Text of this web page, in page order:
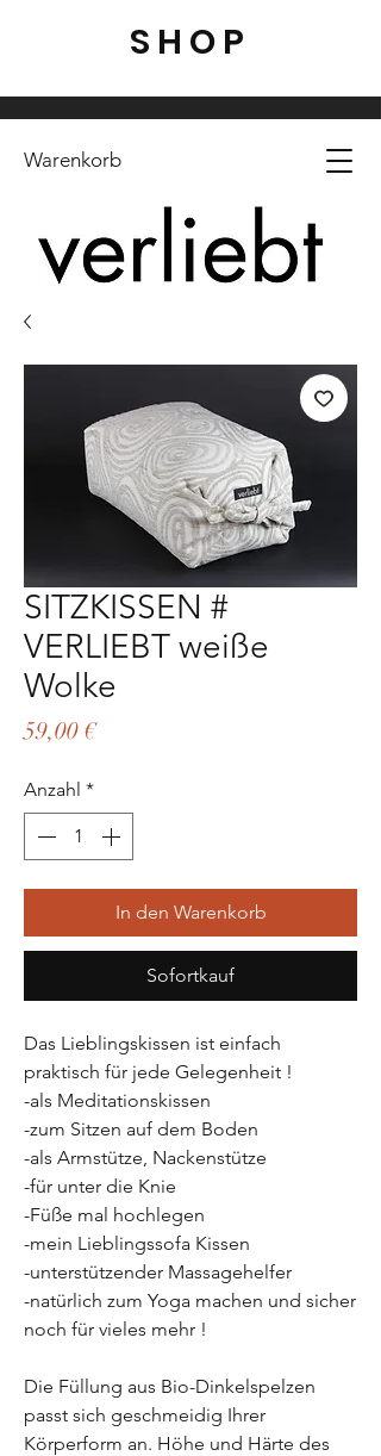
Warenkorb
SHOP
SITZKISSEN #
VERLIEBT weiße
Wolke
59,00 €Preis
Anzahl *
In den Warenkorb
Sofortkauf
Das Lieblingskissen ist einfach
praktisch für jede Gelegenheit !
-als Meditationskissen
-zum Sitzen auf dem Boden
-als Armstütze, Nackenstütze
-für unter die Knie
-Füße mal hochlegen
-mein Lieblingssofa Kissen
-unterstützender Massagehelfer
-natürlich zum Yoga machen und sicher
noch für vieles mehr !
Die Füllung aus Bio-Dinkelspelzen
passt sich geschmeidig Ihrer
Körperform an. Höhe und Härte des